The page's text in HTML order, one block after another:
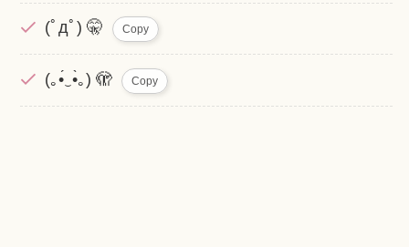
(ﾟдﾟ) 🤫 Copy
(｡•́‿•̀｡) 🫣 Copy